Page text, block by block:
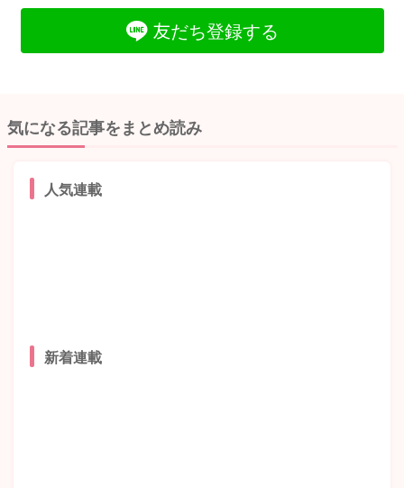
友だち登録する
気になる記事をまとめ読み
人気連載
新着連載